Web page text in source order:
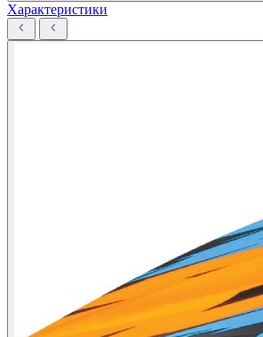
Характеристики